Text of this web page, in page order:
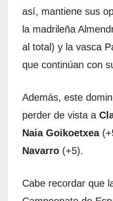
así, mantiene sus
la madrileña
al total) y la vasca
que continúan con
Además, este
perder de vista a
Naia Goikoetxea
Navarro (+5).
Cabe recordar que